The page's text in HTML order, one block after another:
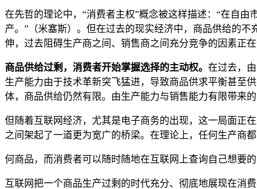
在先哲的理论中，“消费者主权”概念被这样描述：“在自
产。”（米塞斯）。但在过去的现实经济中，商品供给的
伸，过去阻碍生产商之间、销售商之间充分竞争的因素正
商品供给过剩，消费者开始掌握选择的主动权。 在过去，
生产能力由于技术革新突飞猛进，导致商品供求平衡甚至
体，商品供给仍然有限。由生产能力与销售能力有限带来
但随着互联网经济，尤其是电子商务的出现，这一局面正
之间架起了一道更为宽广的桥梁。在理论上，任何生产商
何商品，而消费者可以随时随地在互联网上查询自己想要
互联网把一个商品生产过剩的时代充分、彻底地展现在消